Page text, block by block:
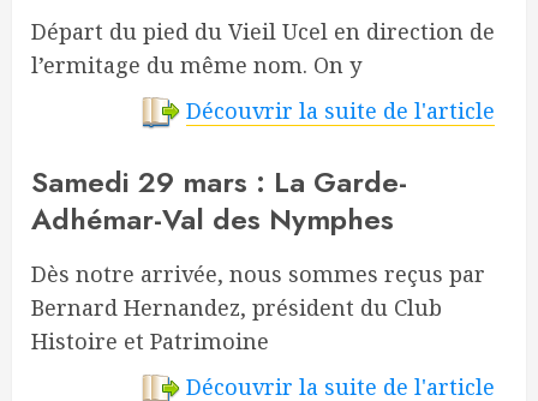
Départ du pied du Vieil Ucel en direction de
l’ermitage du même nom. On y
Découvrir la suite de l'article
Samedi 29 mars : La Garde-
Adhémar-Val des Nymphes
Dès notre arrivée, nous sommes reçus par
Bernard Hernandez, président du Club
Histoire et Patrimoine
Découvrir la suite de l'article